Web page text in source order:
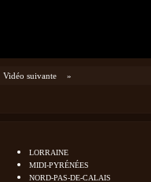
Vidéo suivante »
LORRAINE
MIDI-PYRÉNÉES
NORD-PAS-DE-CALAIS